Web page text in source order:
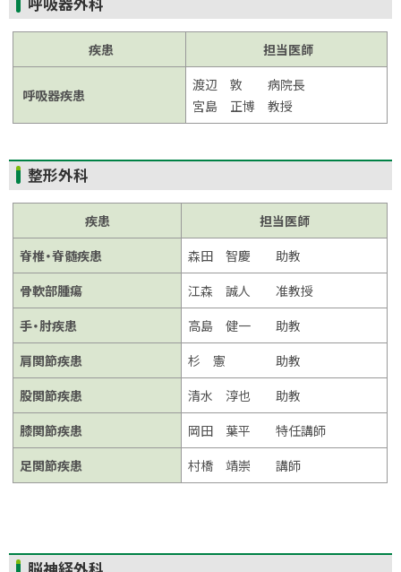
ッ
に
疾患 担当医師
呼吸器疾患
渡辺 敦 病院長
宮島 正博 教授
ト
ッ
に
戻
る
整形外科
疾患
担当医師
脊椎・脊髄疾患
森田 智慶 助教
骨軟部腫瘍
江森 誠人 准教授
手・肘疾患
高島 健一 助教
肩関節疾患
杉 憲 助教
股関節疾患
清水 淳也 助教
膝関節疾患
岡田 葉平 特任講師
足関節疾患
村橋 靖崇 講師
ト